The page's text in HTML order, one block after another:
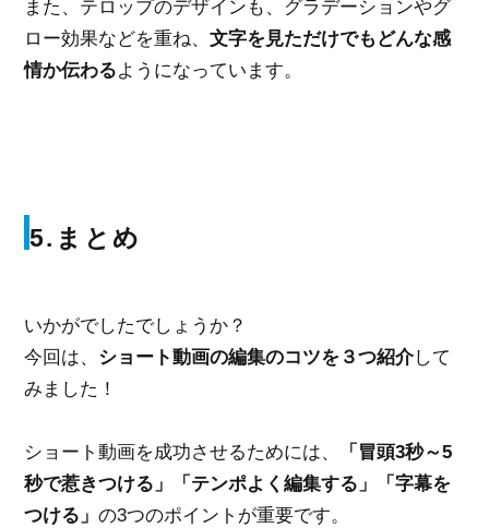
また、テロップのデザインも、グラデーションやグ
ロー効果などを重ね、文字を見ただけでもどんな感
情か伝わるようになっています。
5.まとめ
いかがでしたでしょうか？
今回は、 ショート動画の編集のコツを３つ紹介して
みました！
ショート動画を成功させるためには、
「冒頭3秒～5
秒で惹きつける」「テンポよく編集する」「字幕を
つける」の3つのポイントが重要です。